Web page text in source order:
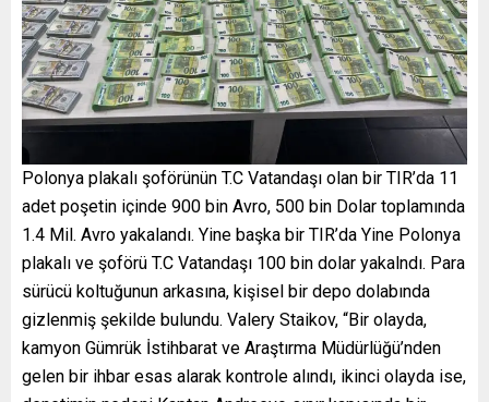
Polonya plakalı şoförünün T.C Vatandaşı olan bir TIR’da 11
adet poşetin içinde 900 bin Avro, 500 bin Dolar toplamında
1.4 Mil. Avro yakalandı. Yine başka bir TIR’da Yine Polonya
plakalı ve şoförü T.C Vatandaşı 100 bin dolar yakalndı. Para
sürücü koltuğunun arkasına, kişisel bir depo dolabında
gizlenmiş şekilde bulundu. Valery Staikov, “Bir olayda,
kamyon Gümrük İstihbarat ve Araştırma Müdürlüğü’nden
gelen bir ihbar esas alarak kontrole alındı, ikinci olayda ise,